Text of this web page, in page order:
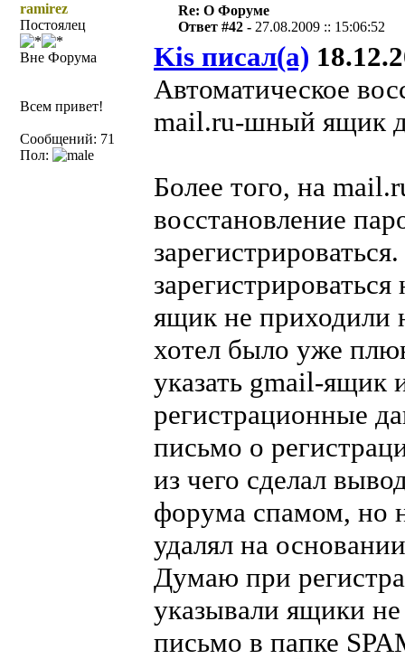
ramirez
Постоялец
Вне Форума
Всем привет!
Сообщений: 71
Пол:
Re: О Форуме
Ответ #42 - 27.08.2009 :: 15:06:52
Kis писал(а)
Автоматическое
mail.ru-шный ящик
Более того, на
восстановление
ящик не приходили
хотел было уже
указать gmail-ящик
регистрационные
письмо о
из чего сделал
форума спамом, но
удалял на
Думаю при
указывали ящики
письмо в папке